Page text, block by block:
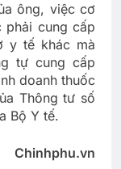
ông, việc cơ
phải cung cấp
y tế khác mà
tự cung cấp
doanh thuốc
Thông tư số
Bộ Y tế.
Chinhphu.vn